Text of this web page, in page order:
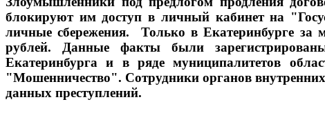
блокируют им доступ в личный кабинет на
личные сбережения. Только в Екатеринбурге
рублей. Данные факты были
Екатеринбурга и в ряде муниципалитетов
"Мошенничество". Сотрудники органов
данных преступлений.